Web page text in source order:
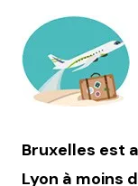
Bruxelles est
Lyon à moins